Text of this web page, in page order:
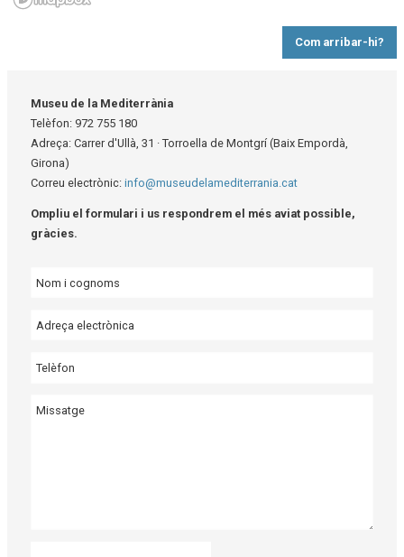
Com arribar-hi?
Museu de la Mediterrània
Telèfon: 972 755 180
Adreça: Carrer d'Ullà, 31 · Torroella de Montgrí (Baix Empordà,
Girona)
Correu electrònic: info@museudelamediterrania.cat
Ompliu el formulari i us respondrem el més aviat possible,
gràcies.